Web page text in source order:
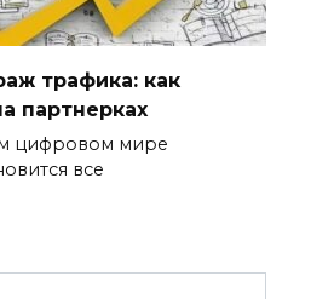
трафика: как
партнерках
цифровом мире
все